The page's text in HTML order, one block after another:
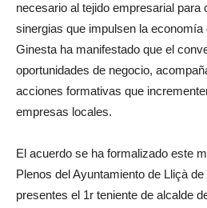
necesario al tejido empresarial para
sinergias que impulsen la economía
Ginesta ha manifestado que el
oportunidades de negocio,
acciones formativas que
empresas locales.
El acuerdo se ha formalizado este
Plenos del Ayuntamiento de Lliçà
presentes el 1r teniente de alcalde